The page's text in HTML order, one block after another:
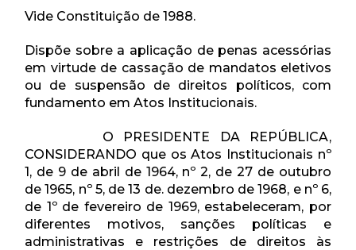
Vide Constituição de 1988.
Dispõe sobre a aplicação de penas acessórias
em virtude de cassação de mandatos eletivos
ou de suspensão de direitos políticos, com
fundamento em Atos Institucionais.
O PRESIDENTE DA REPÚBLICA,
CONSIDERANDO que os Atos Institucionais nº
1, de 9 de abril de 1964, nº 2, de 27 de outubro
de 1965, nº 5, de 13 de. dezembro de 1968, e nº 6,
de 1º de fevereiro de 1969, estabeleceram, por
diferentes motivos, sanções políticas e
administrativas e restrições de direitos às